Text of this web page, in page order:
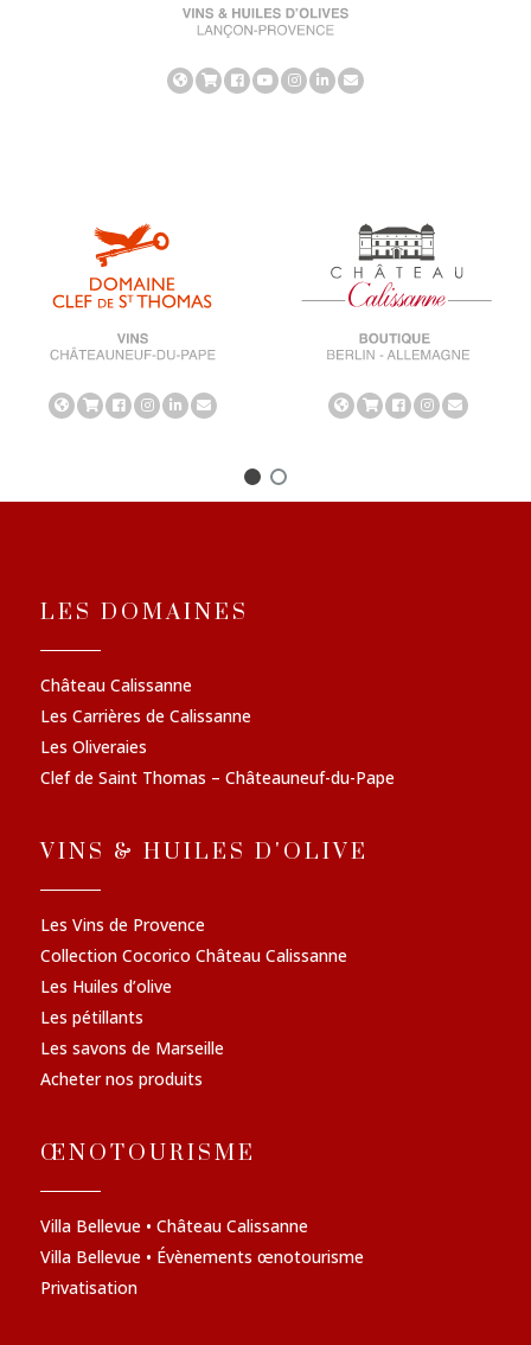
LES DOMAINES
Château Calissanne
Les Carrières de Calissanne
Les Oliveraies
Clef de Saint Thomas – Châteauneuf-du-Pape
VINS & HUILES D'OLIVE
Les Vins de Provence
Collection Cocorico Château Calissanne
Les Huiles d’olive
Les pétillants
Les savons de Marseille
Acheter nos produits
ŒNOTOURISME
Villa Bellevue • Château Calissanne
Villa Bellevue • Évènements œnotourisme
Privatisation